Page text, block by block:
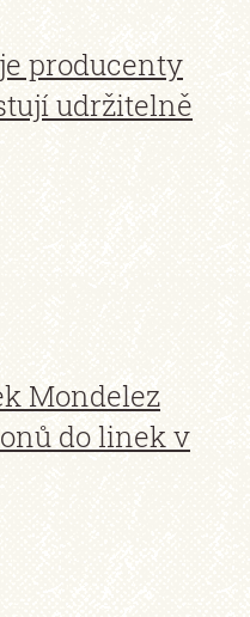
producenty
udržitelně
Mondelez
do linek v